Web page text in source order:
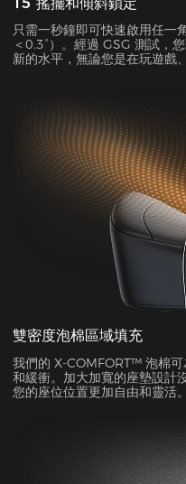
只需一秒鐘即可快速啟用任一
＜0.3°）。經過 GSG 測試，
新的水平，無論您是在玩遊戲
雙密度泡棉區域填充
我們的 X-COMFORT™ 泡棉
和緩衝。加大加寬的座墊設計
您的座位位置更加自由和靈活。